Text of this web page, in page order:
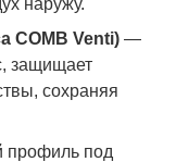
наружу.
COMB Venti) —
защищает
сохраняя
профиль под